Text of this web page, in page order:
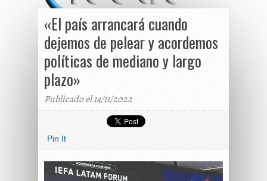
«El país arrancará cuando
dejemos de pelear y acordemos
políticas de mediano y largo
plazo»
Publicado el 14/11/2022
Pin It